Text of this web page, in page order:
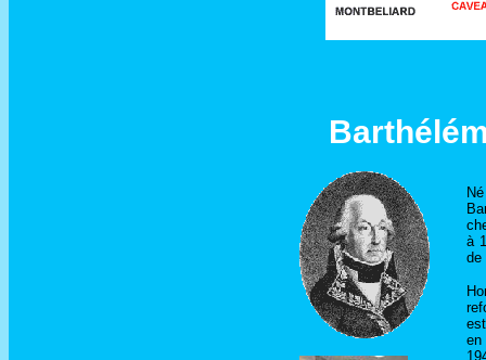
à
de